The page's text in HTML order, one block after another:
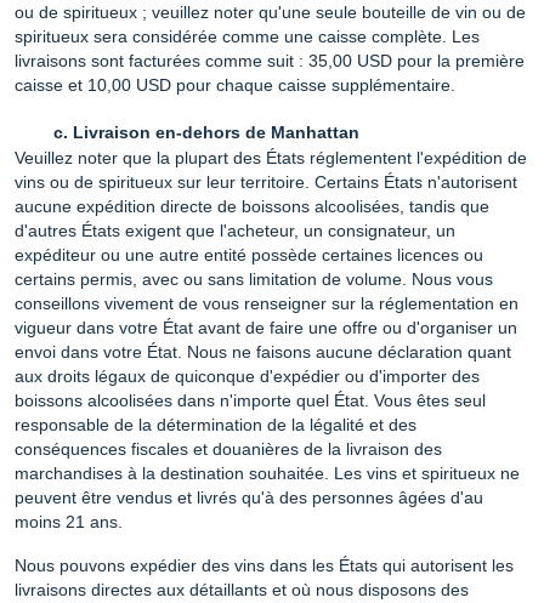
ou de spiritueux ; veuillez noter qu'une seule bouteille de vin ou de
spiritueux sera considérée comme une caisse complète. Les
livraisons sont facturées comme suit : 35,00 USD pour la première
caisse et 10,00 USD pour chaque caisse supplémentaire.
Livraison en-dehors de Manhattan
Veuillez noter que la plupart des États réglementent l'expédition de
vins ou de spiritueux sur leur territoire. Certains États n'autorisent
aucune expédition directe de boissons alcoolisées, tandis que
d'autres États exigent que l'acheteur, un consignateur, un
expéditeur ou une autre entité possède certaines licences ou
certains permis, avec ou sans limitation de volume. Nous vous
conseillons vivement de vous renseigner sur la réglementation en
vigueur dans votre État avant de faire une offre ou d'organiser un
envoi dans votre État. Nous ne faisons aucune déclaration quant
aux droits légaux de quiconque d'expédier ou d'importer des
boissons alcoolisées dans n'importe quel État. Vous êtes seul
responsable de la détermination de la légalité et des
conséquences fiscales et douanières de la livraison des
marchandises à la destination souhaitée. Les vins et spiritueux ne
peuvent être vendus et livrés qu'à des personnes âgées d'au
moins 21 ans.
Nous pouvons expédier des vins dans les États qui autorisent les
livraisons directes aux détaillants et où nous disposons des